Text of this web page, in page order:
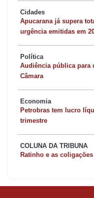
Cidades
Apucarana já supera
urgência emitidas em
Política
Audiência pública para
Câmara
Economia
Petrobras tem lucro
trimestre
COLUNA DA TRIBUNA
Ratinho e as